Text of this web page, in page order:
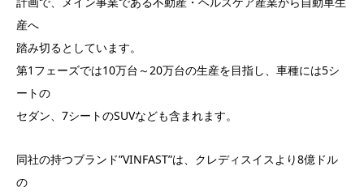
産へ
踏み切るとしています。
第1フェーズでは10万台～20万台の生産を目指し、車種には5シ
ートの
セダン、7シートのSUVなども含まれます。
同社の持つブランド”VINFAST”は、クレディスイスより8億ドル
の